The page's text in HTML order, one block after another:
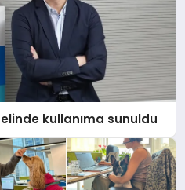
kullanıma sunuldu